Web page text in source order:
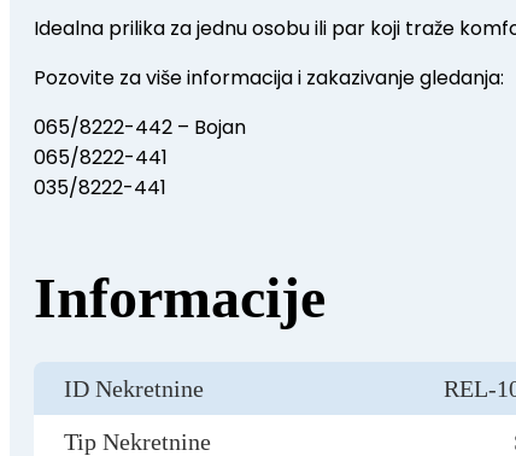
Idealna prilika za jednu osobu ili par koji traže
Pozovite za više informacija i zakazivanje gledanja:
065/8222-442 – Bojan
065/8222-441
035/8222-441
Informacije
ID Nekretnine
REL-
Tip Nekretnine